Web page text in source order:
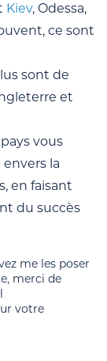
Kiev, Odessa,
ce sont
sont de
et
vous
la
en faisant
du succès
me les poser
merci de
votre